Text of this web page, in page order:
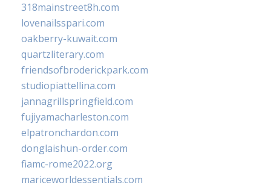
318mainstreet8h.com
lovenailsspari.com
oakberry-kuwait.com
quartzliterary.com
friendsofbroderickpark.com
studiopiattellina.com
jannagrillspringfield.com
fujiyamacharleston.com
elpatronchardon.com
donglaishun-order.com
fiamc-rome2022.org
mariceworldessentials.com